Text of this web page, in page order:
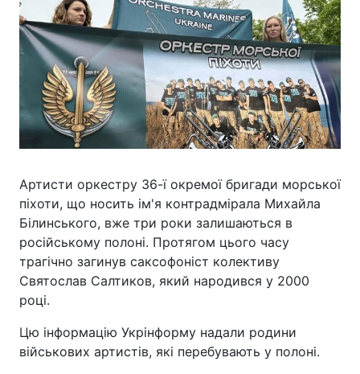
Артисти оркестру 36-ї окремої бригади морської
піхоти, що носить ім'я контрадмірала Михайла
Білинського, вже три роки залишаються в
російському полоні. Протягом цього часу
трагічно загинув саксофоніст колективу
Святослав Салтиков, який народився у 2000
році.
Цю інформацію Укрінформу надали родини
військових артистів, які перебувають у полоні.